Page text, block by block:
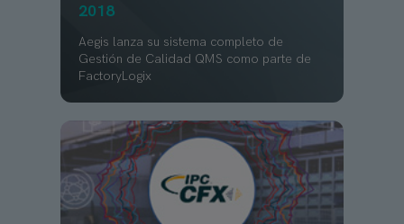
2018
Aegis lanza su sistema completo de
Gestión de Calidad QMS como parte de
FactoryLogix